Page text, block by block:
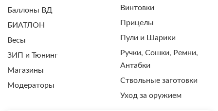
Баллоны ВД
БИАТЛОН
Весы
ЗИП и Тюнинг
Магазины
Модераторы
Винтовки
Прицелы
Пули и Шарики
Ручки, Сошки, Ремни,
Антабки
Ствольные заготовки
Уход за оружием